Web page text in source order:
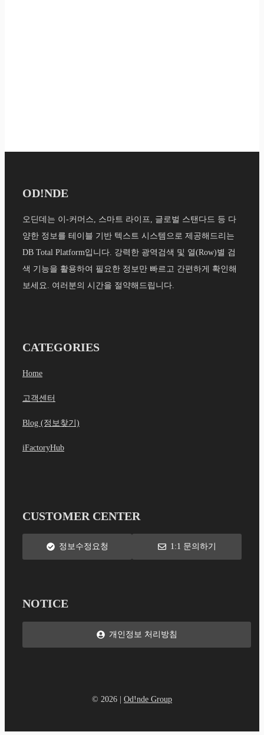
OD!NDE
오딘데는 이-커머스, 스마트 라이프, 글로벌 스탠다드 등 다
양한 정보를 테이블 기반 텍스트 시스템으로 제공해드리는
DB Total Platform입니다. 강력한 광역검색 및 열(Row)별 검
색 기능을 활용하여 필요한 정보만 빠르고 간편하게 확인해
보세요. 여러분의 시간을 절약해드립니다.
CATEGORIES
Home
고객센터
Blog (정보찾기)
iFactoryHub
CUSTOMER CENTER
정보수정요청 1:1 문의하기
NOTICE
개인정보 처리방침
© 2026 | Od!nde Group